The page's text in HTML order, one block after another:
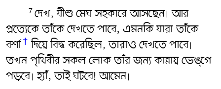
7 দেখ, যীশু মেঘ সহকারে আসছেন৷ আর
প্রত্যেকে তাঁকে দেখতে পাবে, এমনকি যারা তাঁকে
বর্শা† দিয়ে বিদ্ধ করেছিল, তারাও দেখতে পাবে৷
তখন পৃথিবীর সকল লোক তাঁর জন্য কান্নায় ভেঙ্গে
পড়বে৷ হ্যাঁ, তাই ঘটবে! আমেন৷